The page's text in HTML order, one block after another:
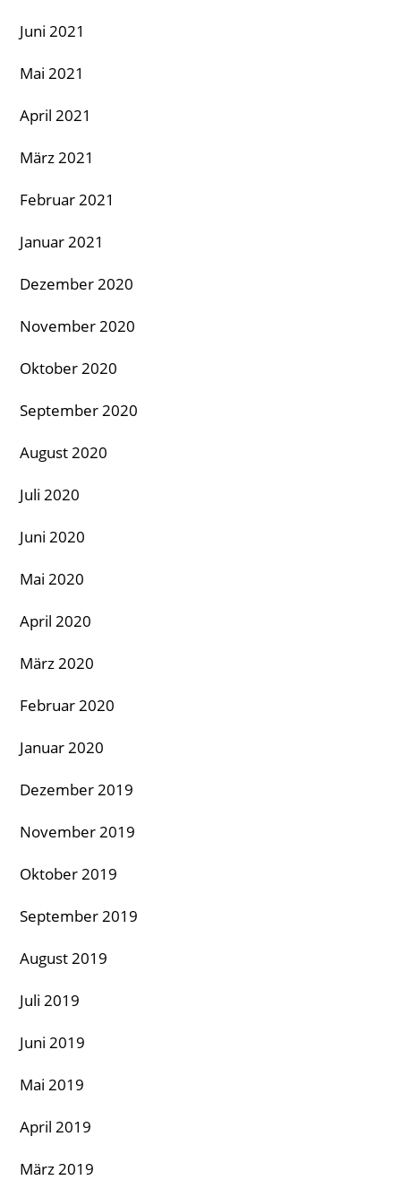
Juni 2021
Mai 2021
April 2021
März 2021
Februar 2021
Januar 2021
Dezember 2020
November 2020
Oktober 2020
September 2020
August 2020
Juli 2020
Juni 2020
Mai 2020
April 2020
März 2020
Februar 2020
Januar 2020
Dezember 2019
November 2019
Oktober 2019
September 2019
August 2019
Juli 2019
Juni 2019
Mai 2019
April 2019
März 2019